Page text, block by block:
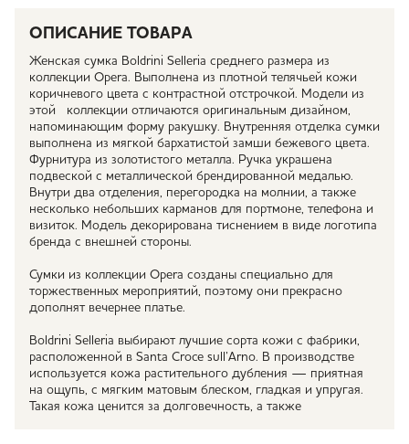
ОПИСАНИЕ ТОВАРА
Женская сумка Boldrini Selleria среднего размера из
коллекции Opera. Выполнена из плотной телячьей кожи
коричневого цвета с контрастной отстрочкой. Модели из
этой коллекции отличаются оригинальным дизайном,
напоминающим форму ракушку. Внутренняя отделка сумки
выполнена из мягкой бархатистой замши бежевого цвета.
Фурнитура из золотистого металла. Ручка украшена
подвеской с металлической брендированной медалью.
Внутри два отделения, перегородка на молнии, а также
несколько небольших карманов для портмоне, телефона и
визиток. Модель декорирована тиснением в виде логотипа
бренда с внешней стороны.
Сумки из коллекции Opera созданы специально для
торжественных мероприятий, поэтому они прекрасно
дополнят вечернее платье.
Boldrini Selleria выбирают лучшие сорта кожи с фабрики,
расположенной в Santa Croce sull’Arno. В производстве
используется кожа растительного дубления — приятная
на ощупь, с мягким матовым блеском, гладкая и упругая.
Такая кожа ценится за долговечность, а также